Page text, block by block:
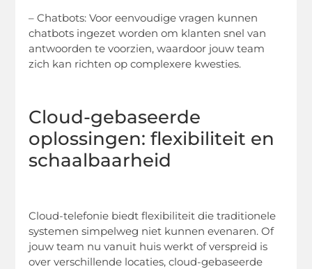
– Chatbots: Voor eenvoudige vragen kunnen
chatbots ingezet worden om klanten snel van
antwoorden te voorzien, waardoor jouw team
zich kan richten op complexere kwesties.
Cloud-gebaseerde
oplossingen: flexibiliteit en
schaalbaarheid
Cloud-telefonie biedt flexibiliteit die traditionele
systemen simpelweg niet kunnen evenaren. Of
jouw team nu vanuit huis werkt of verspreid is
over verschillende locaties, cloud-gebaseerde